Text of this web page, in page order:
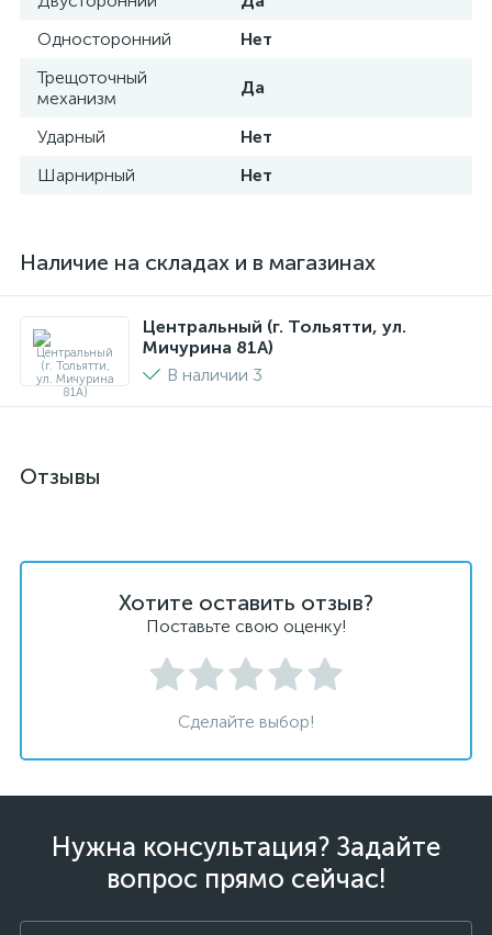
Односторонний
Нет
Трещоточный
механизм
Да
Ударный
Нет
Шарнирный
Нет
Наличие на складах и в магазинах
Центральный (г. Тольятти, ул.
Мичурина 81А)
В наличии 3
Отзывы
Хотите оставить отзыв?
Поставьте свою оценку!
Сделайте выбор!
Нужна консультация? Задайте
вопрос прямо сейчас!